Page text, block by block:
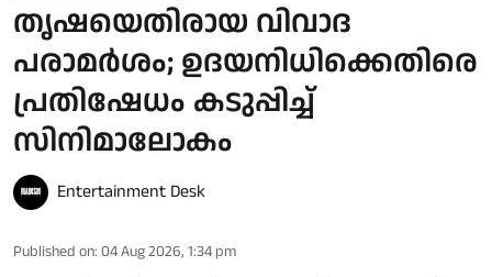
തൃഷയെതിരായ വിവാദ
പരാമർശം; ഉദയനിധിക്കെതിരെ
പ്രതിഷേധം കടുപ്പിച്ച്
സിനിമാലോകം
Entertainment Desk
Published on: 04 Aug 2026, 1:34 pm